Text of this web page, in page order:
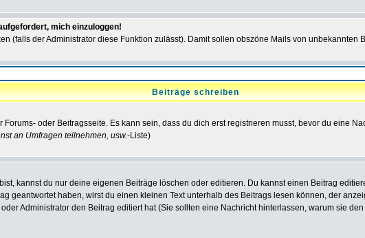
mich einzuloggen!
(falls der Administrator diese Funktion zulässt). Damit sollen obszöne Mails von unbekannten
Beiträge schreiben
oder Beitragsseite. Es kann sein, dass du dich erst registrieren musst, bevor du eine
an Umfragen teilnehmen, usw.-Liste)
kannst du nur deine eigenen Beiträge löschen oder editieren. Du kannst einen Beitrag
geantwortet haben, wirst du einen kleinen Text unterhalb des Beitrags lesen können, der
Administrator den Beitrag editiert hat (Sie sollten eine Nachricht hinterlassen, warum sie